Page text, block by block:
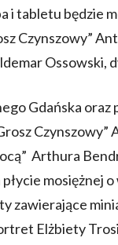
tabletu będzie
Czynszowy”
Ossowski,
Gdańska oraz
Arthura
mosiężnej o
zawierające
Elżbiety